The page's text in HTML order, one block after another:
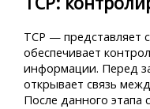
TCP — представляет
обеспечивает
информации. Перед
открывает связь
После данного